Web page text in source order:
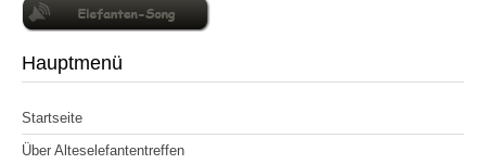
Hauptmenü
Startseite
Über Alteselefantentreffen